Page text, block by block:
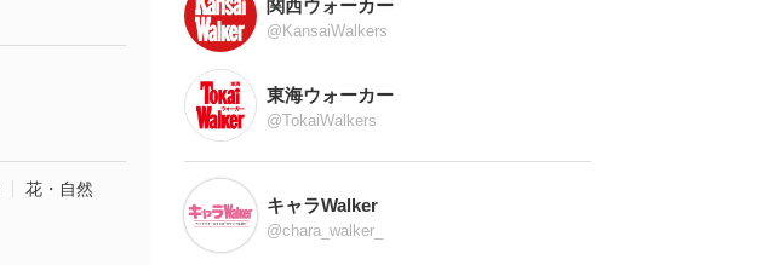
花・自然
関西ウォーカー
@KansaiWalkers
東海ウォーカー
@TokaiWalkers
キャラWalker
@chara_walker_